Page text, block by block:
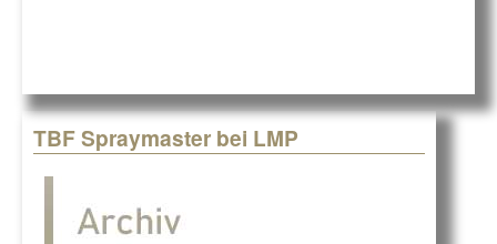
TBF Spraymaster bei LMP